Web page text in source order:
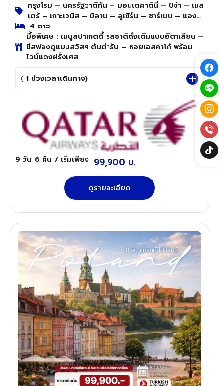
กรุงโรม – นครรัฐวาติกัน – มอนเตคาตินี่ – ปิซ่า – เมส
เตร้ – เกาะเวนิส – มิลาน – ลูเซิร์น – ซาร์เนน – แอง
เกลเบิร์ก – สแตน – เลาเทอร์บรุนเนน – อินเทอร์ลา
เก้น – ดีจอง – ปารีส
4 ดาว
มื้อพิเศษ : เมนูสปาเกตตี้ รสชาติดั่งเดิมแบบอิตาเลียน –
ชีสฟองดูแบบสวิสฯ ต้นตำรับ – หอยเอสคาโก้ พร้อม
ไวน์แดงฝรั่งเศส
( 1 ช่วงเวลาเดินทาง)
9 วัน 6 คืน / เริ่มเพียง 99,900 บ.
ดูรายละเอียด